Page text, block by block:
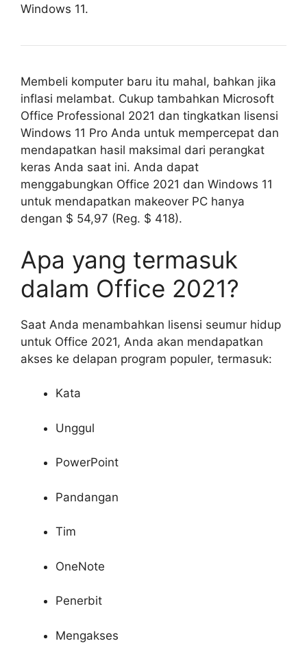
Windows 11.
Membeli komputer baru itu mahal, bahkan jika
inflasi melambat. Cukup tambahkan Microsoft
Office Professional 2021 dan tingkatkan lisensi
Windows 11 Pro Anda untuk mempercepat dan
mendapatkan hasil maksimal dari perangkat
keras Anda saat ini. Anda dapat
menggabungkan Office 2021 dan Windows 11
untuk mendapatkan makeover PC hanya
dengan $ 54,97 (Reg. $ 418).
Apa yang termasuk
dalam Office 2021?
Saat Anda menambahkan lisensi seumur hidup
untuk Office 2021, Anda akan mendapatkan
akses ke delapan program populer, termasuk:
Kata
Unggul
PowerPoint
Pandangan
Tim
OneNote
Penerbit
Mengakses